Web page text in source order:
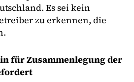
Es sei kein
zu erkennen, die
für Zusammenlegung der